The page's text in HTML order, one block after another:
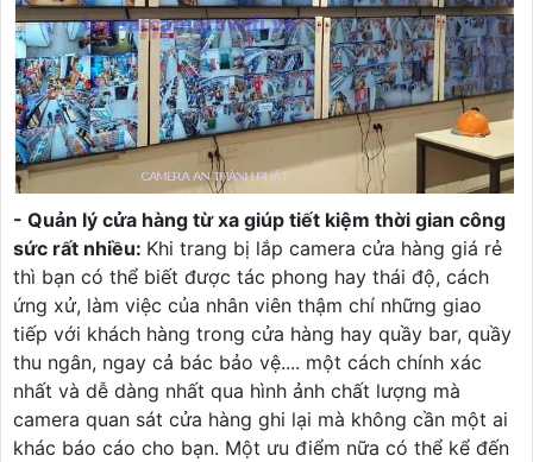
- Quản lý cửa hàng từ xa giúp tiết kiệm thời gian công
sức rất nhiều: Khi trang bị lắp camera cửa hàng giá rẻ
thì bạn có thể biết được tác phong hay thái độ, cách
ứng xử, làm việc của nhân viên thậm chí những giao
tiếp với khách hàng trong cửa hàng hay quầy bar, quầy
thu ngân, ngay cả bác bảo vệ.... một cách chính xác
nhất và dễ dàng nhất qua hình ảnh chất lượng mà
camera quan sát cửa hàng ghi lại mà không cần một ai
khác báo cáo cho bạn. Một ưu điểm nữa có thể kể đến